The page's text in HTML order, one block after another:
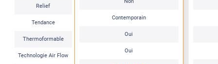
Relief
Tendance
Thermoformable
Technologie Air Flow
Contemporain
Oui
Oui